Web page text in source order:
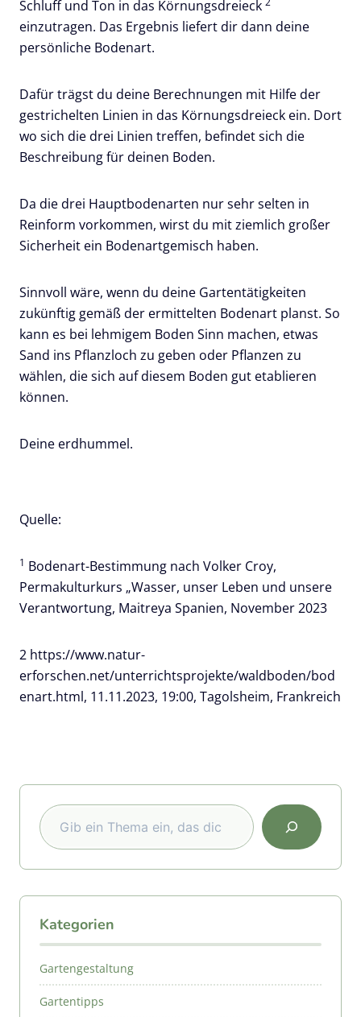
Schluff und Ton in das Körnungsdreieck
einzutragen. Das Ergebnis liefert dir dann deine
persönliche Bodenart.
Dafür trägst du deine Berechnungen mit Hilfe der
gestrichelten Linien in das Körnungsdreieck ein. Dort
wo sich die drei Linien treffen, befindet sich die
Beschreibung für deinen Boden.
Da die drei Hauptbodenarten nur sehr selten in
Reinform vorkommen, wirst du mit ziemlich großer
Sicherheit ein Bodenartgemisch haben.
Sinnvoll wäre, wenn du deine Gartentätigkeiten
zukünftig gemäß der ermittelten Bodenart planst. So
kann es bei lehmigem Boden Sinn machen, etwas
Sand ins Pflanzloch zu geben oder Pflanzen zu
wählen, die sich auf diesem Boden gut etablieren
können.
Deine erdhummel.
Quelle:
1 Bodenart-Bestimmung nach Volker Croy,
Permakulturkurs „Wasser, unser Leben und unsere
Verantwortung, Maitreya Spanien, November 2023
2 https://www.natur-
erforschen.net/unterrichtsprojekte/waldboden/bod
enart.html, 11.11.2023, 19:00, Tagolsheim, Frankreich
Suchen
Kategorien
Gartengestaltung
Gartentipps